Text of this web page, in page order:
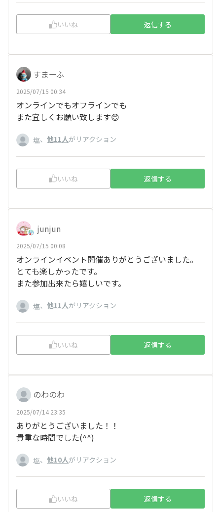
いいね 返信する
すまーふ
2025/07/15 00:34
オンラインでもオフラインでも
また宜しくお願い致します😊
塩、 他11人がリアクション
いいね 返信する
junjun
2025/07/15 00:08
オンラインイベント開催ありがとうございました。
とても楽しかったです。
また参加出来たら嬉しいです。
塩、 他11人がリアクション
いいね 返信する
のわのわ
2025/07/14 23:35
ありがとうございました！！
貴重な時間でした(^^)
塩、 他10人がリアクション
いいね 返信する